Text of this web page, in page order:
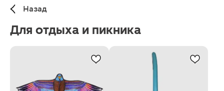
Назад
Для отдыха и пикника